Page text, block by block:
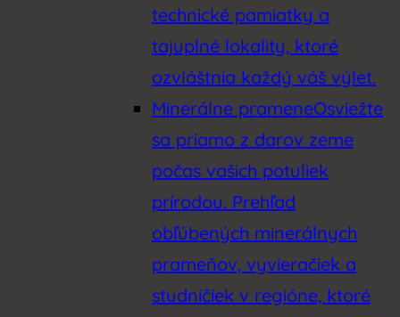
technické pamiatky a
tajuplné lokality, ktoré
ozvláštnia každý váš výlet.
Minerálne prameneOsviežte
sa priamo z darov zeme
počas vašich potuliek
prírodou. Prehľad
obľúbených minerálnych
prameňov, vyvieračiek a
studničiek v regióne, ktoré